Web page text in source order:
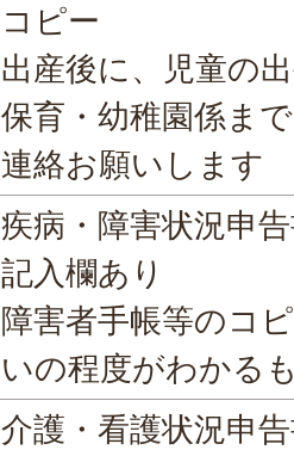
コピー
出産後に、児童の
保育・幼稚園係まで
連絡お願いします
疾病・障害状況申
記入欄あり
障害者手帳等のコ
いの程度がわかる
介護・看護状況申